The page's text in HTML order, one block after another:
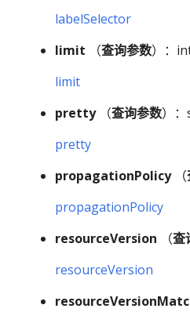
labelSelector
limit （查询参数）：
limit
pretty（查询参数）
pretty
propagationPolicy（
propagationPolicy
resourceVersion （查
resourceVersion